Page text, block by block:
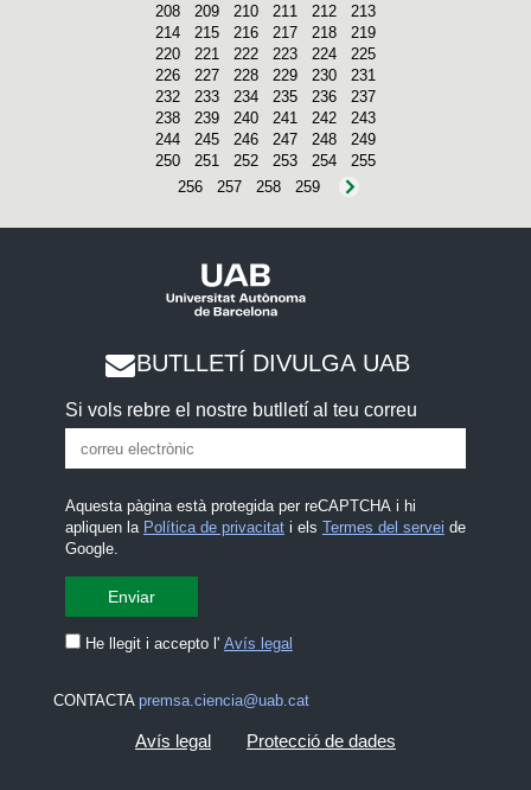
208
209 210 211 212
213
214
215 216 217 218
219
220
221 222 223 224
225
226
227 228 229 230
231
232
233 234 235 236
237
238
239 240 241 242
243
244
245 246 247 248
249
250
251 252 253 254
255
256
257 258 259
BUTLLETÍ DIVULGA UAB
Si vols rebre el nostre butlletí al teu correu
Aquesta pàgina està protegida per reCAPTCHA i hi
apliquen la Política de privacitati els Termes del servei de
Google.
He llegit i accepto l' Avís legal
CONTACTA premsa.ciencia@uab.cat
Avís legal Protecció de dades